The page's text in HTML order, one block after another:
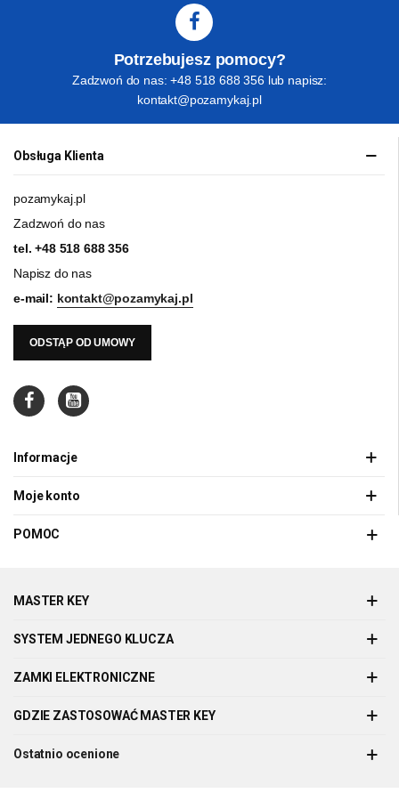
Potrzebujesz pomocy?
Zadzwoń do nas: +48 518 688 356 lub napisz:
kontakt@pozamykaj.pl
Obsługa Klienta
pozamykaj.pl
Zadzwoń do nas
tel.+48 518 688 356
Napisz do nas
e-mail: kontakt@pozamykaj.pl
ODSTĄP OD UMOWY
Informacje
Moje konto
POMOC
MASTER KEY
SYSTEM JEDNEGO KLUCZA
ZAMKI ELEKTRONICZNE
GDZIE ZASTOSOWAĆ MASTER KEY
Ostatnio ocenione